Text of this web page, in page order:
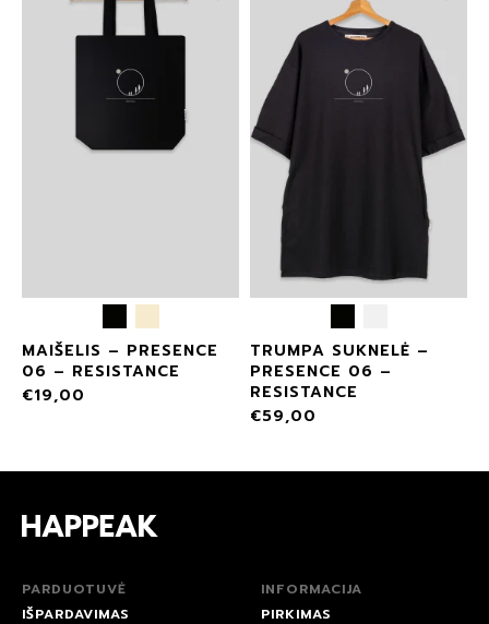
MAIŠELIS – PRESENCE
06 – RESISTANCE
€19,00
TRUMPA SUKNELĖ –
PRESENCE 06 –
RESISTANCE
€59,00
PARDUOTUVĖ
IŠPARDAVIMAS
INFORMACIJA
PIRKIMAS